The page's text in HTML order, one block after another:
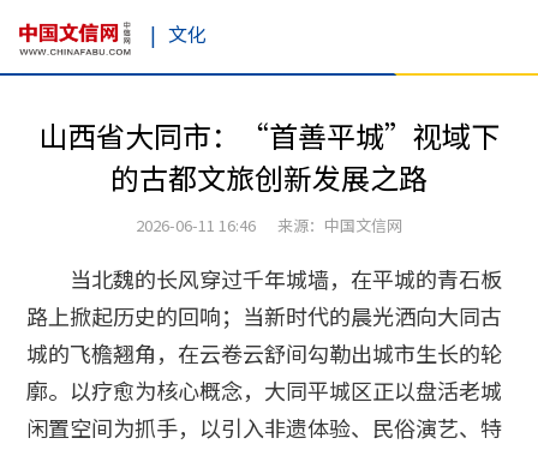
| 文化
山西省大同市：“首善平城”视域下
的古都文旅创新发展之路
2026-06-11 16:46 来源：中国文信网
当北魏的长风穿过千年城墙，在平城的青石板
路上掀起历史的回响；当新时代的晨光洒向大同古
城的飞檐翘角，在云卷云舒间勾勒出城市生长的轮
廓。以疗愈为核心概念，大同平城区正以盘活老城
闲置空间为抓手，以引入非遗体验、民俗演艺、特